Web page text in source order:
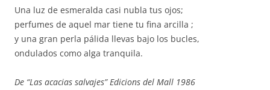
Una luz de esmeralda casi nubla tus ojos;
perfumes de aquel mar tiene tu fina arcilla ;
y una gran perla pálida llevas bajo los bucles,
ondulados como alga tranquila.
De “Las acacias salvajes” Edicions del Mall 1986